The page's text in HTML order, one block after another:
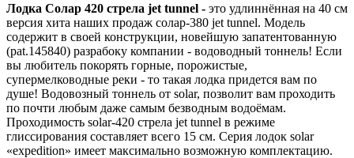
Лодка Солар 420 стрела jet tunnel - это удлиннённая на 40 см
версия хита наших продаж солар-380 jet tunnel. Модель
содержит в своей конструкции, новейшую запатентованную
(pat.145840) разрабоку компании - водоводный тоннель! Если
вы любитель покорять горные, порожистые,
супермелководные реки - то такая лодка придется вам по
душе! Водовозный тоннель от solar, позволит вам проходить
по почти любым даже самым безводным водоёмам.
Проходимость solar-420 стрела jet tunnel в режиме
глиссирования составляет всего 15 см. Серия лодок solar
«expedition» имеет максимально возможную комплектацию.